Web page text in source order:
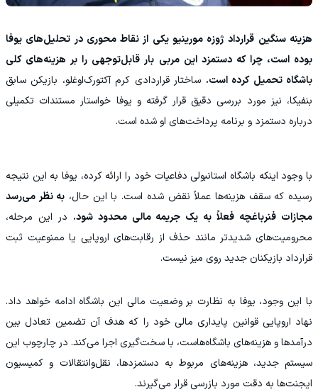
هزینه سنگین قرارداد ژوزه مورینیو یکی از نقاط محوری در تحلیل‌های یوفا
بوده است، چرا که دستمزد این مربی بار قابل‌توجهی را بر هزینه‌های کلی
باشگاه تحمیل کرده است. ساختار قراردادی کرم آکتورک‌اوغلو، بازیکن سابق
بنفیکا، نیز مورد بررسی دقیق قرار گرفته و یوفا خواستار مستندات تکمیلی
درباره دستمزد و برنامه پرداخت‌های او شده است.
با وجود اینکه باشگاه استانبولی دفاعیات خود را ارائه کرده، یوفا به این نتیجه
رسیده که سقف هزینه‌ها عملاً نقض شده است. با این حال، به نظر می‌رسد
مجازات فنرباغچه فعلاً به یک جریمه مالی محدود شود. در این مرحله،
محرومیت‌های شدیدتر مانند حذف از رقابت‌های اروپایی یا ممنوعیت ثبت
قرارداد بازیکنان جدید روی میز نیست.
با این وجود، یوفا به نظارت بر وضعیت مالی این باشگاه ادامه خواهد داد.
نهاد اروپایی قوانین پایداری مالی خود را که هدف آن تضمین تعادل بین
درآمدها و هزینه‌های باشگاه‌هاست، با سخت‌گیری اجرا می‌کند. در چارچوب این
سیستم جدید، هزینه‌های مربوط به دستمزدها، نقل‌وانتقالات و کمیسیون
ایجنت‌ها به دقت مورد بازرسی قرار می‌گیرند.